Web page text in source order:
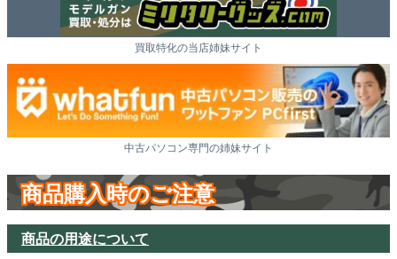
買取特化の当店姉妹サイト
中古パソコン専門の姉妹サイト
商品購入時のご注意
商品の用途について